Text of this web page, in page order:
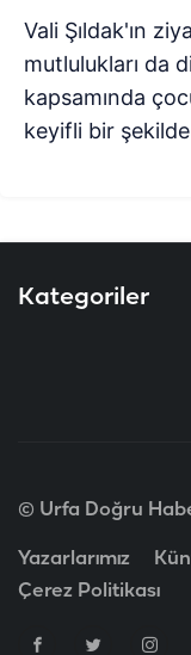
Vali Şıldak'ın
mutlulukları da
kapsamında
keyifli bir
Kategoriler
© Urfa Doğru
Yazarlarımız
Çerez Politikası